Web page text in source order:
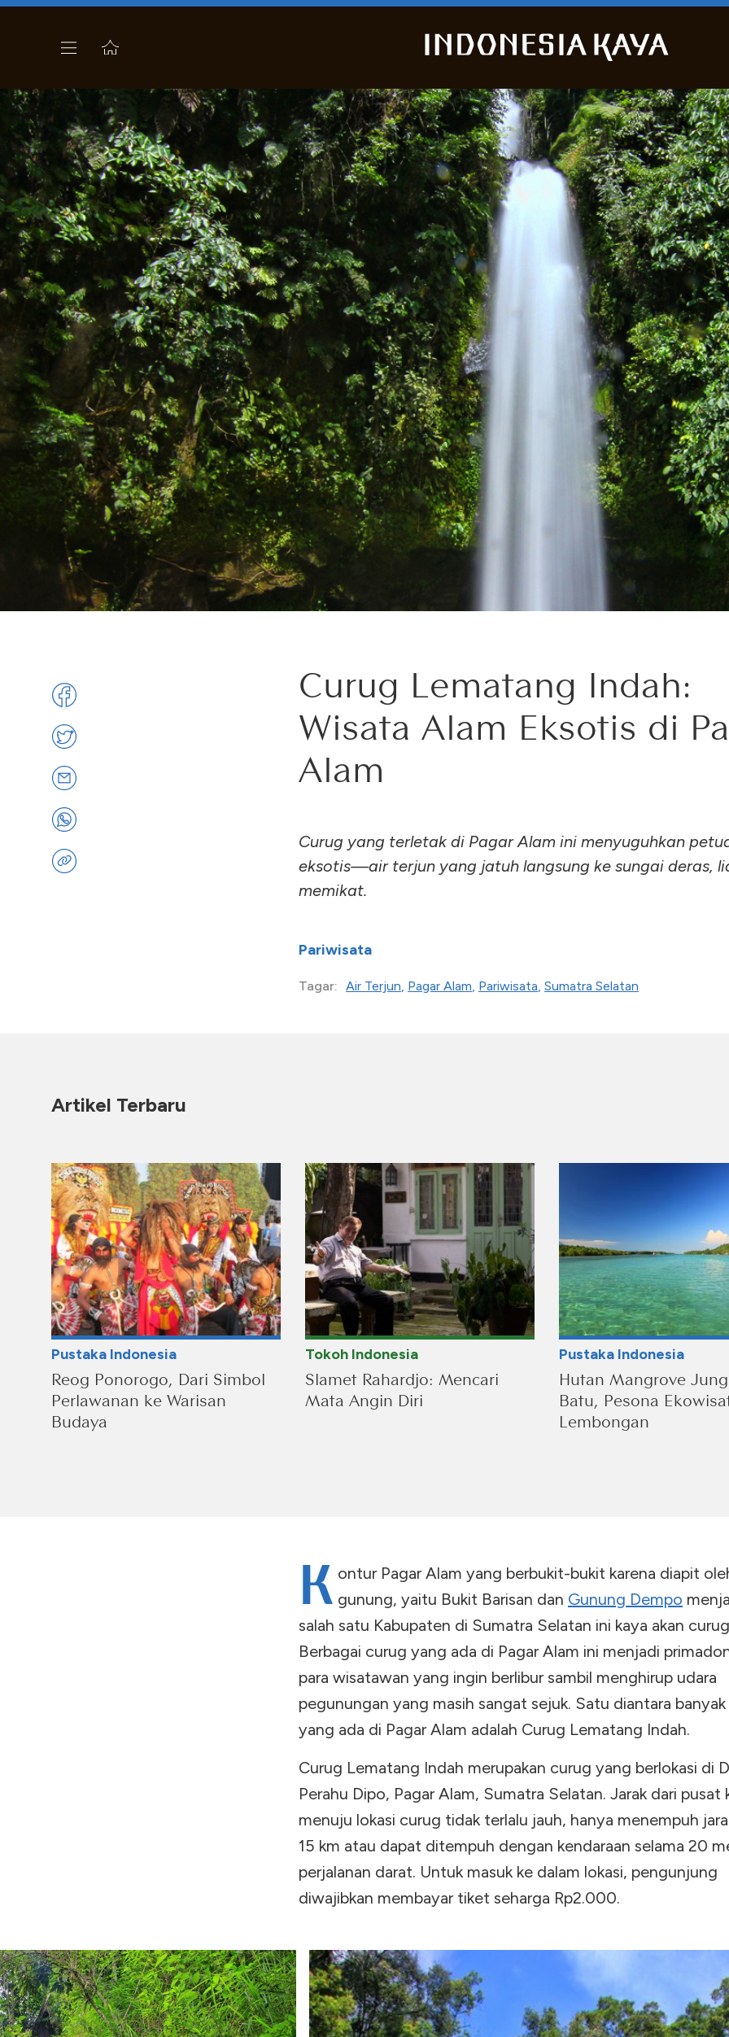
Curug Lematang Indah:
Wisata Alam Eksotis di
Alam
Curug yang terletak di Pagar Alam ini menyuguhkan
eksotis—air terjun yang jatuh langsung ke sungai deras,
memikat.
Pariwisata
Tagar: Air Terjun Pagar Alam Pariwisata Sumatra Selatan
Artikel Terbaru
Pustaka Indonesia
Reog Ponorogo, Dari Simbol
Perlawanan ke Warisan
Budaya
Tokoh Indonesia
Slamet Rahardjo: Mencari
Mata Angin Diri
Pustaka Indonesia
Hutan Mangrove
Batu, Pesona
Lembongan
K ontur Pagar Alam yang berbukit-bukit karena diapit
gunung, yaitu Bukit Barisan dan Gunung Dempo
salah satu Kabupaten di Sumatra Selatan ini kaya akan
Berbagai curug yang ada di Pagar Alam ini menjadi
para wisatawan yang ingin berlibur sambil menghirup udara
pegunungan yang masih sangat sejuk. Satu diantara
yang ada di Pagar Alam adalah Curug Lematang Indah.
Curug Lematang Indah merupakan curug yang berlokasi di
Perahu Dipo, Pagar Alam, Sumatra Selatan. Jarak dari pusat
menuju lokasi curug tidak terlalu jauh, hanya menempuh
15 km atau dapat ditempuh dengan kendaraan selama 20
perjalanan darat. Untuk masuk ke dalam lokasi, pengunjung
diwajibkan membayar tiket seharga Rp2.000.